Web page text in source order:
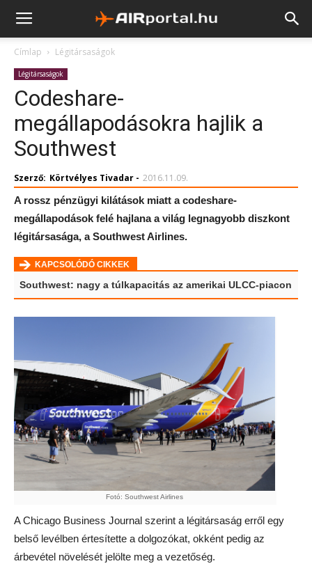
Címlap Légitársaságok
Légitársaságok
Codeshare-
megállapodásokra hajlik a
Southwest
Szerző: Körtvélyes Tivadar - 2016.11.09.
A rossz pénzügyi kilátások miatt a codeshare-
megállapodások felé hajlana a világ legnagyobb diszkont
légitársasága, a Southwest Airlines.
KAPCSOLÓDÓ CIKKEK
Southwest: nagy a túlkapacitás az amerikai ULCC-piacon
Fotó: Southwest Airlines
A Chicago Business Journal szerint a légitársaság erről egy
belső levélben értesítette a dolgozókat, okként pedig az
árbevétel növelését jelölte meg a vezetőség.